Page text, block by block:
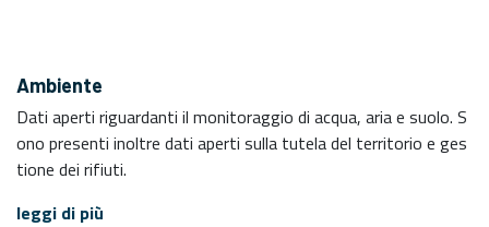
Ambiente
Dati aperti riguardanti il monitoraggio di acqua, aria e suolo. S
ono presenti inoltre dati aperti sulla tutela del territorio e ges
tione dei rifiuti.
leggi di più